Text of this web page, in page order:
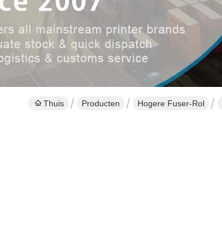
Thuis Producten Hogere Fuser-Rol